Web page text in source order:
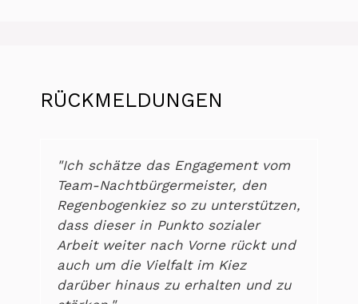
RÜCKMELDUNGEN
"Ich schätze das Engagement vom
Team-Nachtbürgermeister, den
Regenbogenkiez so zu unterstützen,
dass dieser in Punkto sozialer
Arbeit weiter nach Vorne rückt und
auch um die Vielfalt im Kiez
darüber hinaus zu erhalten und zu